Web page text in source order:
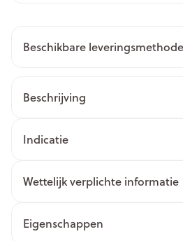
Beschikbare
Beschrijving
Indicatie
Wettelijk verplichte informatie
Eigenschappen